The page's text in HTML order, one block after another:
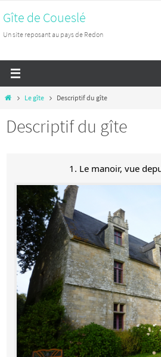
vers
le
Gîte de Coueslé
Un site reposant au pays de Redon
HomeLe gîte Descriptif du gîte
Descriptif du gîte
1. Le manoir, vue